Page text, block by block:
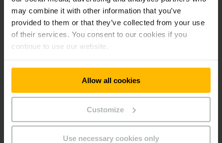
may combine it with other information that you’ve
provided to them or that they’ve collected from your use
of their services. You consent to our cookies if you
continue to use our website.
Allow all cookies
Customize
Use necessary cookies only
kompletten Überblick
Besser sehen und gesehen werden
Ergonomisch und effizient arbeiten
Perfekter Arbeitsplatz für höchste